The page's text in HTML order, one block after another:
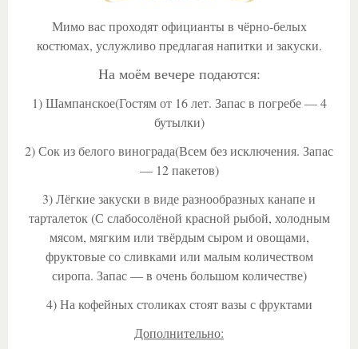
Мимо вас проходят официанты в чёрно-белых
костюмах, услужливо предлагая напитки и закуски.
На моём вечере подаются:
1) Шампанское(Гостям от 16 лет. Запас в погребе — 4
бутылки)
2) Сок из белого винограда(Всем без исключения. Запас
— 12 пакетов)
3) Лёгкие закуски в виде разнообразных канапе и
тарталеток (С слабосолёной красной рыбой, холодным
мясом, мягким или твёрдым сыром и овощами,
фруктовые со сливками или малым количеством
сиропа. Запас — в очень большом количестве)
4) На кофейных столиках стоят вазы с фруктами
Дополнительно: